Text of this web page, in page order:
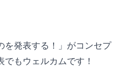
を発表する！」がコンセプ
でもウェルカムです！